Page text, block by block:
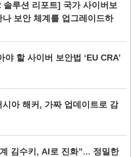
솔루션 리포트] 국가 사이버보
보안 체계를 업그레이드하
할 사이버 보안법 ‘EU CRA’
아 해커, 가짜 업데이트로 감
김수키, AI로 진화”... 정밀한